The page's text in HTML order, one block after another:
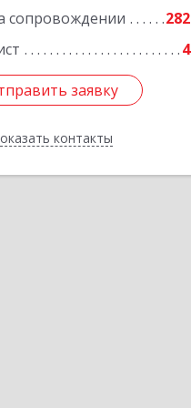
сопровождении
282
4
заявку
контакты
Подробнее
заявку
Назад